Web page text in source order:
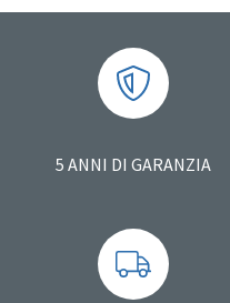
5 ANNI DI GARANZIA